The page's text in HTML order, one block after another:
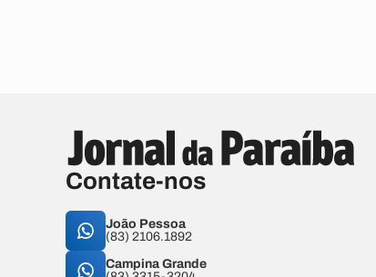
Contate-nos
João Pessoa
(83) 2106.1892
Campina Grande